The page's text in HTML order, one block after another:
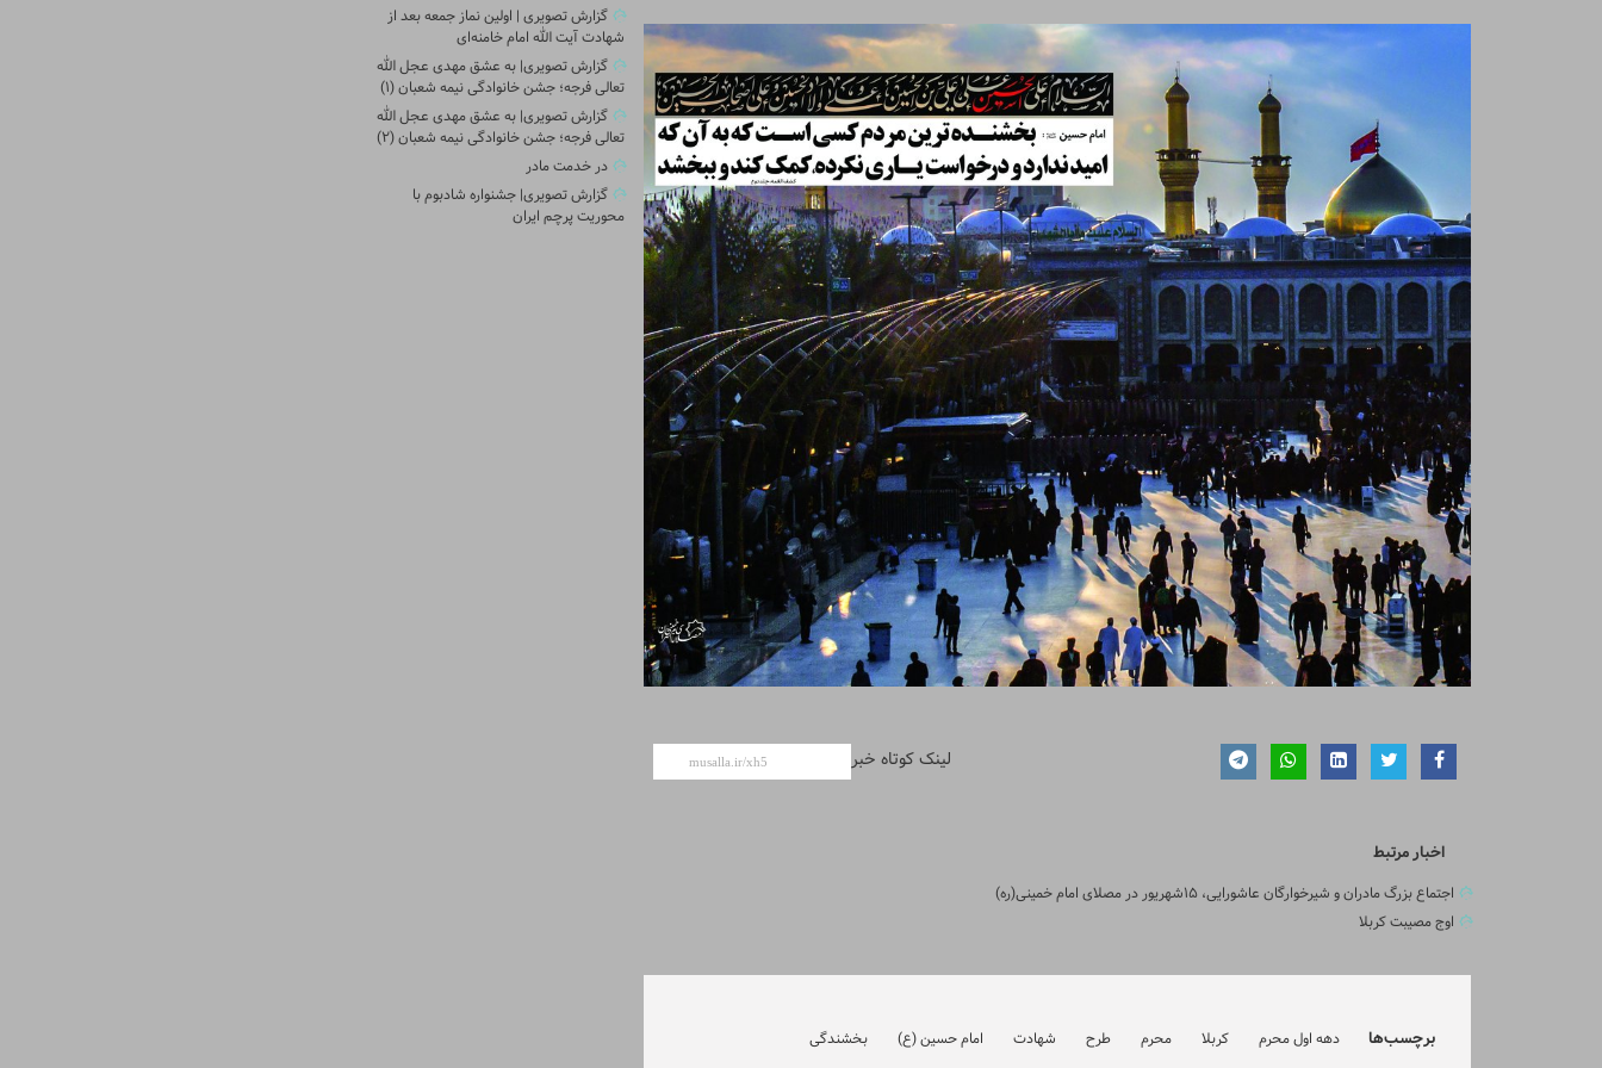
لینک کوتاه خبر
اخبار مرتبط
اجتماع بزرگ مادران و شیرخوارگان عاشورایی، ۱۵شهریور در مصلای امام خمینی(ره)
اوج مصیبت کربلا
برچسب‌ها دهه اول محرم کربلا محرم طرح شهادت امام حسین (ع) بخشندگی
گزارش تصویری | اولین نماز جمعه بعد از
شهادت آیت الله امام خامنه‌ای
گزارش تصویری| به عشق مهدی عجل الله
تعالی فرجه؛ جشن خانوادگی نیمه شعبان (۱)
گزارش تصویری| به عشق مهدی عجل الله
تعالی فرجه؛ جشن خانوادگی نیمه شعبان (۲)
در خدمت مادر
گزارش تصویری| جشنواره شادبوم با
محوریت پرچم ایران